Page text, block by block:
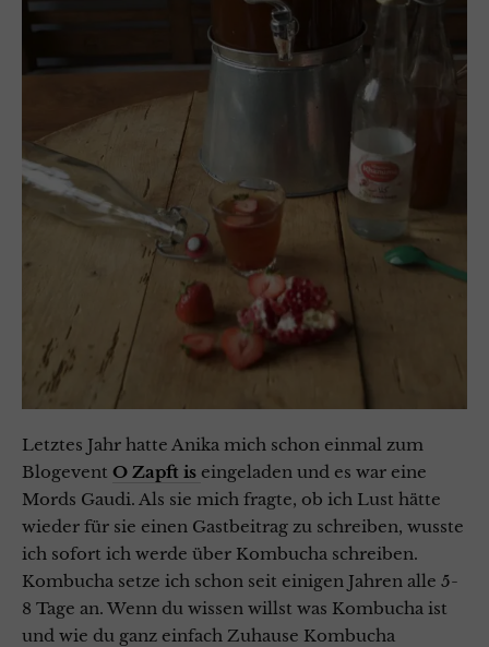
Letztes Jahr hatte Anika mich schon einmal zum
Blogevent O Zapft is eingeladen und es war eine
Mords Gaudi. Als sie mich fragte, ob ich Lust hätte
wieder für sie einen Gastbeitrag zu schreiben, wusste
ich sofort ich werde über Kombucha schreiben.
Kombucha setze ich schon seit einigen Jahren alle 5-
8 Tage an. Wenn du wissen willst was Kombucha ist
und wie du ganz einfach Zuhause Kombucha